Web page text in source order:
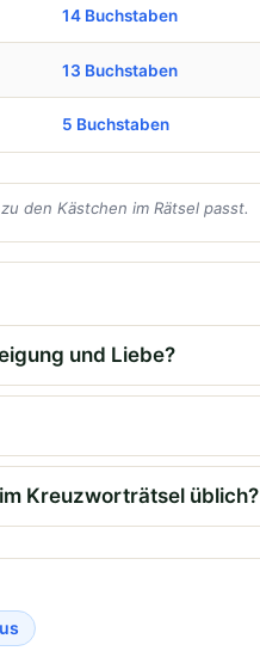
14 Buchstaben
13 Buchstaben
5 Buchstaben
den Kästchen im Rätsel passt.
und Liebe?
Kreuzworträtsel üblich?